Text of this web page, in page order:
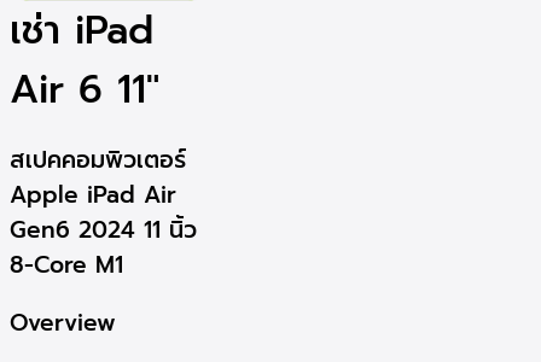
เช่า iPad
Air 6 11″
สเปคคอมพิวเตอร์
Apple iPad Air
Gen6 2024 11 นิ้ว
8-Core M1
Overview